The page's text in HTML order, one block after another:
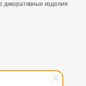
дизайн
декоративные изделия